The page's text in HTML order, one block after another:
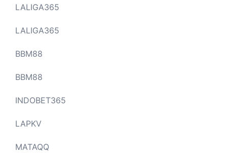
LALIGA365
LALIGA365
BBM88
BBM88
INDOBET365
LAPKV
MATAQQ